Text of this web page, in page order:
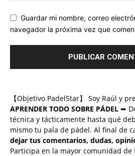
Guardar mi nombre, correo
navegador la próxima vez que
【Objetivo PadelStar】 Soy Raúl y
APRENDER TODO SOBRE PÁDEL ➥
técnica y tácticamente hasta qué
mismo tu pala de pádel. Al final de
dejar tus comentarios, dudas,
Participa en la mayor comunidad